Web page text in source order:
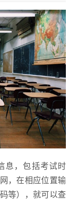
息，包括考试时
，在相应位置输
等），就可以查